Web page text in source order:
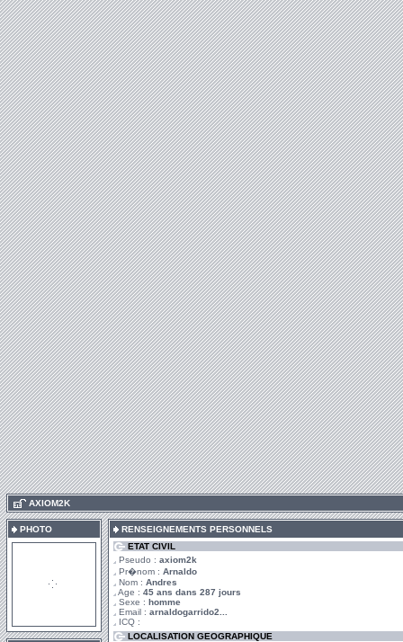
AXIOM2K
PHOTO
RENSEIGNEMENTS PERSONNELS
ETAT CIVIL
Pseudo : axiom2k
Pr�nom : Arnaldo
Nom : Andres
Age : 45 ans dans 287 jours
Sexe : homme
Email : arnaldogarrido2...
ICQ :
LOCALISATION GEOGRAPHIQUE